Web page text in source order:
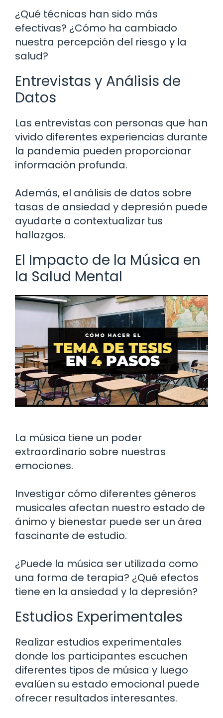
¿Qué técnicas han sido más
efectivas? ¿Cómo ha cambiado
nuestra percepción del riesgo y la
salud?
Entrevistas y Análisis de
Datos
Las entrevistas con personas que han
vivido diferentes experiencias durante
la pandemia pueden proporcionar
información profunda.
Además, el análisis de datos sobre
tasas de ansiedad y depresión puede
ayudarte a contextualizar tus
hallazgos.
El Impacto de la Música en
la Salud Mental
La música tiene un poder
extraordinario sobre nuestras
emociones.
Investigar cómo diferentes géneros
musicales afectan nuestro estado de
ánimo y bienestar puede ser un área
fascinante de estudio.
¿Puede la música ser utilizada como
una forma de terapia? ¿Qué efectos
tiene en la ansiedad y la depresión?
Estudios Experimentales
Realizar estudios experimentales
donde los participantes escuchen
diferentes tipos de música y luego
evalúen su estado emocional puede
ofrecer resultados interesantes.